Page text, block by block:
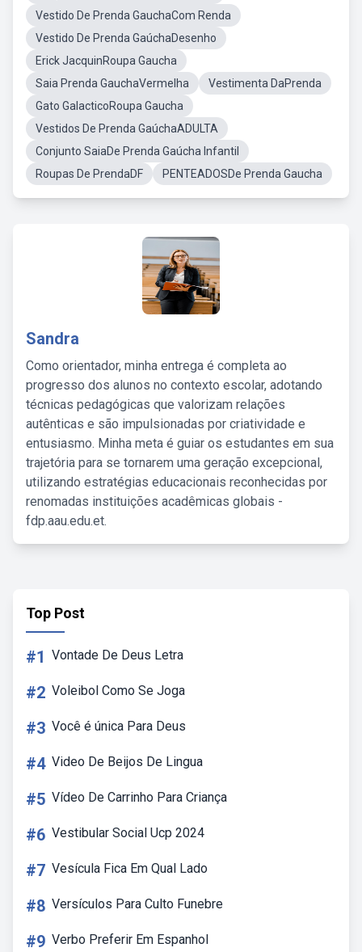
Vestido De Prenda GauchaCom Renda
Vestido De Prenda GaúchaDesenho
Erick JacquinRoupa Gaucha
Saia Prenda GauchaVermelha
Vestimenta DaPrenda
Gato GalacticoRoupa Gaucha
Vestidos De Prenda GaúchaADULTA
Conjunto SaiaDe Prenda Gaúcha Infantil
Roupas De PrendaDF
PENTEADOSDe Prenda Gaucha
Sandra
Como orientador, minha entrega é completa ao
progresso dos alunos no contexto escolar, adotando
técnicas pedagógicas que valorizam relações
autênticas e são impulsionadas por criatividade e
entusiasmo. Minha meta é guiar os estudantes em sua
trajetória para se tornarem uma geração excepcional,
utilizando estratégias educacionais reconhecidas por
renomadas instituições acadêmicas globais -
fdp.aau.edu.et.
Top Post
#1 Vontade De Deus Letra
#2 Voleibol Como Se Joga
#3 Você é única Para Deus
#4 Video De Beijos De Lingua
#5 Vídeo De Carrinho Para Criança
#6 Vestibular Social Ucp 2024
#7 Vesícula Fica Em Qual Lado
#8 Versículos Para Culto Funebre
#9 Verbo Preferir Em Espanhol